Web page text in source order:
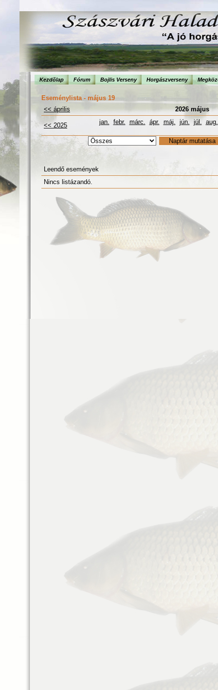
Kezdõlap Fórum Bojlis Verseny Horgászverseny
Eseménylista - május 19
<< április
2026 május
<< 2025 jan. febr. márc. ápr. máj. jún. júl. aug.
Leendő események
Nincs listázandó.